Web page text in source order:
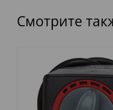
Смотрите